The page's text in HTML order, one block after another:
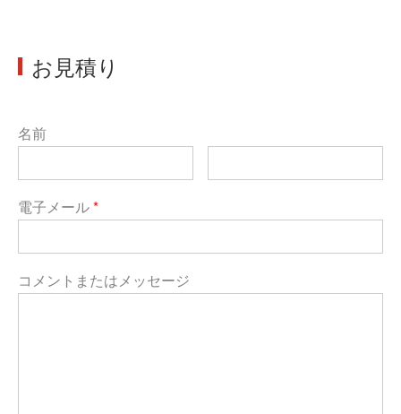
お見積り
名前
電子メール*
コメントまたはメッセージ